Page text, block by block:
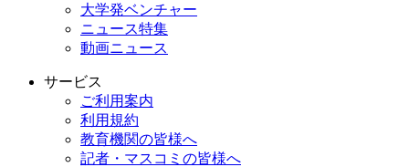
大学発ベンチャー
ニュース特集
動画ニュース
サービス
ご利用案内
利用規約
教育機関の皆様へ
記者・マスコミの皆様へ